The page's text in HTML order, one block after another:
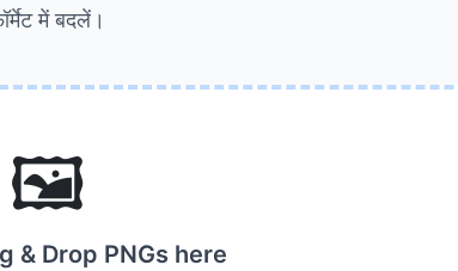
में बदलें।
🖼️
& Drop PNGs here